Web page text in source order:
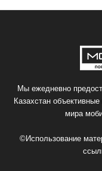
Мы ежедневно
Казахстан
мира
©Использование